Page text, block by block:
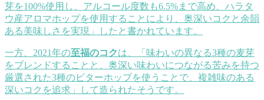
芽を100%使用し、アルコール度数も6.5%まで高め、ハラタ
ウ産アロマホップを使用することにより、奥深いコクと余韻
ある美味しさを実現」したと書かれています。
一方、2021年の至福のコクは、「味わいの異なる3種の麦芽
をブレンドすることと、奥深い味わいにつながる苦みを持つ
厳選された3種のビターホップを使うことで、複雑味のある
深いコクを追求」して造られたそうです。